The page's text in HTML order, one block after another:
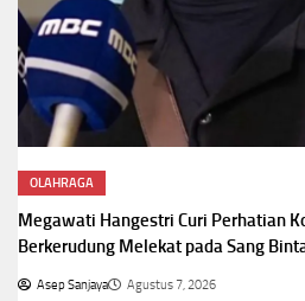
OLAHRAGA
Megawati Hangestri Curi Perhatian
Berkerudung Melekat pada Sang
Asep Sanjaya Agustus 7, 2026